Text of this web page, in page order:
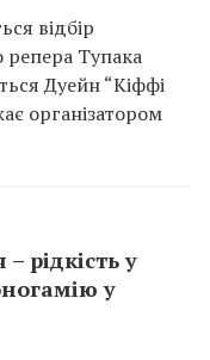
відбір
репера Тупака
Дуейн “Кіффі
організатором
рідкість у
у